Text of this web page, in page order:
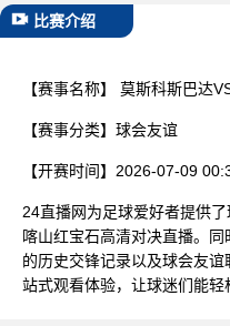
比赛介绍
【赛事名称】 莫斯科斯巴达
【赛事分类】 球会友谊
【开赛时间】 2026-07-09
24直播网为足球爱好者提供
喀山红宝石高清对决直播。
的历史交锋记录以及球会友
站式观看体验，让球迷们能轻